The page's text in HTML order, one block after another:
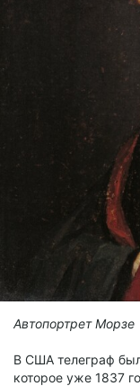
Автопортрет Морзе
В США телеграф
которое уже 1837